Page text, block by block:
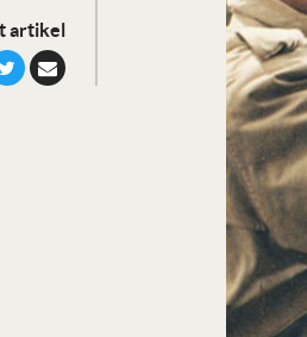
artikel